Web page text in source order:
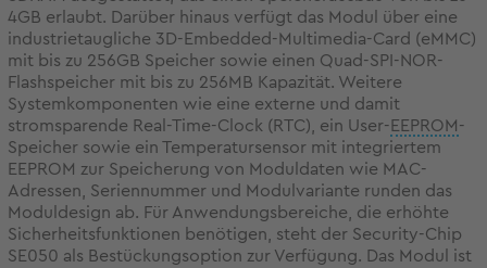
4GB erlaubt. Darüber hinaus verfügt das Modul über eine
industrietaugliche 3D-Embedded-Multimedia-Card (eMMC)
mit bis zu 256GB Speicher sowie einen Quad-SPI-NOR-
Flashspeicher mit bis zu 256MB Kapazität. Weitere
Systemkomponenten wie eine externe und damit
stromsparende Real-Time-Clock (RTC), ein User- EEPROM -
Speicher sowie ein Temperatursensor mit integriertem
EEPROM zur Speicherung von Moduldaten wie MAC-
Adressen, Seriennummer und Modulvariante runden das
Moduldesign ab. Für Anwendungsbereiche, die erhöhte
Sicherheitsfunktionen benötigen, steht der Security-Chip
SE050 als Bestückungsoption zur Verfügung. Das Modul ist